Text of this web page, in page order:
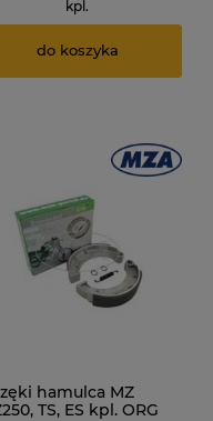
kpl.
do koszyka
hamulca MZ
TS, ES kpl. ORG